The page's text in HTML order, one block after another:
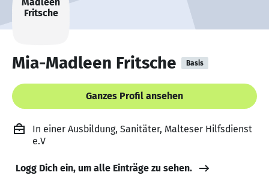
Mia-Madleen Fritsche Basis
Ganzes Profil ansehen
In einer Ausbildung, Sanitäter, Malteser Hilfsdienst
e.V
Logg Dich ein, um alle Einträge zu sehen.